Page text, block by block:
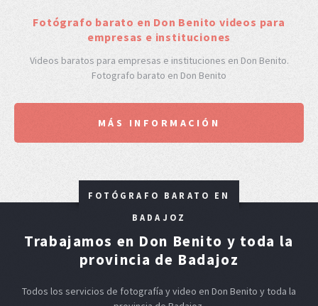
Fotógrafo barato en Don Benito videos para
empresas e instituciones
Videos baratos para empresas e instituciones en Don Benito.
Fotografo barato en Don Benito
MÁS INFORMACIÓN
FOTÓGRAFO BARATO EN
BADAJOZ
Trabajamos en Don Benito y toda la
provincia de Badajoz
Todos los servicios de fotografía y video en Don Benito y toda la